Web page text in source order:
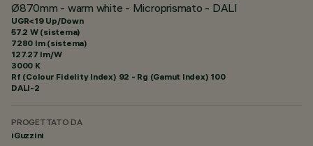
Ø870mm - warm white - Microprismato - DALI
UGR<19 Up/Down
57.2 W (sistema)
7280 lm (sistema)
127.27 lm/W
3000 K
Rf (Colour Fidelity Index) 92 - Rg (Gamut Index) 100
DALI-2
PROGETTATO DA
iGuzzini